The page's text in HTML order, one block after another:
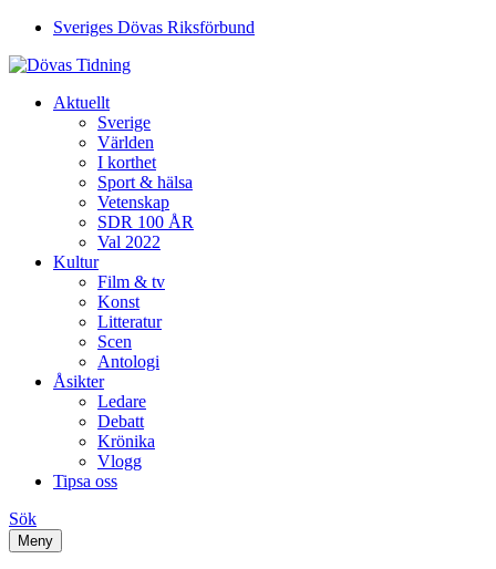
Sveriges Dövas Riksförbund
Aktuellt
Sverige
Världen
I korthet
Sport & hälsa
Vetenskap
SDR 100 ÅR
Val 2022
Kultur
Film & tv
Konst
Litteratur
Scen
Antologi
Åsikter
Ledare
Debatt
Krönika
Vlogg
Tipsa oss
Sök
Meny